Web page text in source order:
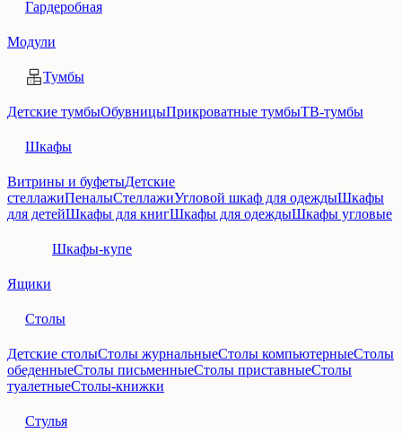
Гардеробная
Модули
Тумбы
Детские тумбыОбувницыПрикроватные тумбыТВ-тумбы
Шкафы
Витрины и буфетыДетские
стеллажиПеналыСтеллажиУгловой шкаф для одеждыШкафы
для детейШкафы для книгШкафы для одеждыШкафы угловые
Шкафы-купе
Ящики
Столы
Детские столыСтолы журнальныеСтолы компьютерныеСтолы
обеденныеСтолы письменныеСтолы приставныеСтолы
туалетныеСтолы-книжки
Стулья